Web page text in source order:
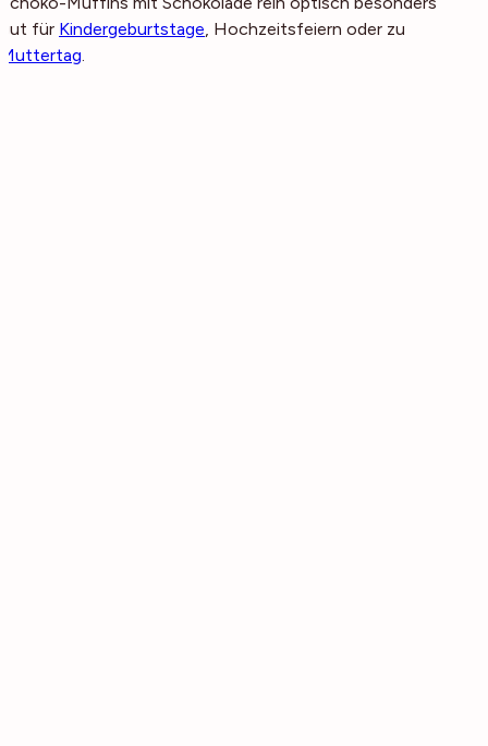
gut für Kindergeburtstage, Hochzeitsfeiern oder zu
Muttertag.